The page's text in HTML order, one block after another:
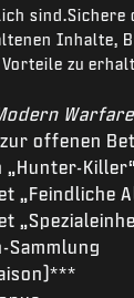
sind.Sichere
Inhalte,
zu
offenen
„Hunter-
„Feindliche
Sammlung